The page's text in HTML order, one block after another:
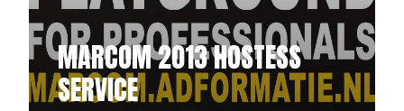
MARCOM 2013 HOSTESS
SERVICE